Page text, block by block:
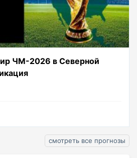
ЧМ-2026 в Северной
смотреть все прогнозы